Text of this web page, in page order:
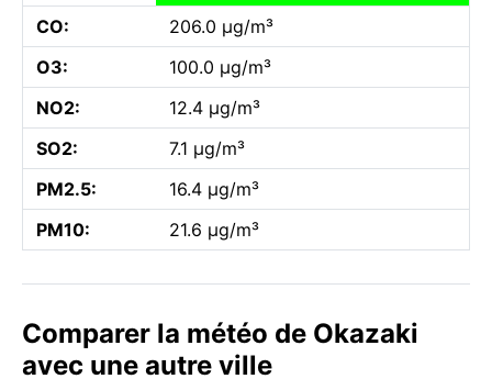
CO:
206.0 µg/m³
O3:
100.0 µg/m³
NO2:
12.4 µg/m³
SO2:
7.1 µg/m³
PM2.5:
16.4 µg/m³
PM10:
21.6 µg/m³
Comparer la météo de Okazaki
avec une autre ville